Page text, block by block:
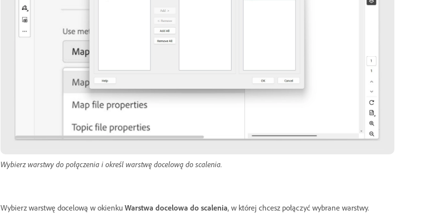
Wybierz warstwy do połączenia i określ warstwę docelową do scalenia.
Wybierz warstwę docelową w okienku Warstwa docelowa do scalenia, w której chcesz połączyć wybrane warstwy.